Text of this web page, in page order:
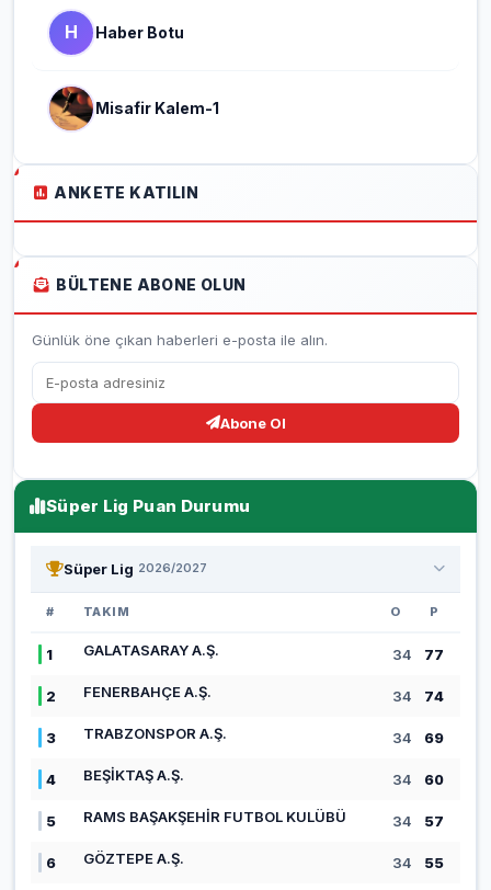
H Haber Botu
Misafir Kalem-1
ANKETE KATILIN
BÜLTENE ABONE OLUN
Günlük öne çıkan haberleri e-posta ile alın.
Abone Ol
Süper Lig Puan Durumu
Süper Lig 2026/2027
# TAKIM O P
1 GALATASARAY A.Ş. 34 77
2 FENERBAHÇE A.Ş. 34 74
3 TRABZONSPOR A.Ş. 34 69
4 BEŞİKTAŞ A.Ş. 34 60
5 RAMS BAŞAKŞEHİR FUTBOL KULÜBÜ 34 57
6 GÖZTEPE A.Ş. 34 55